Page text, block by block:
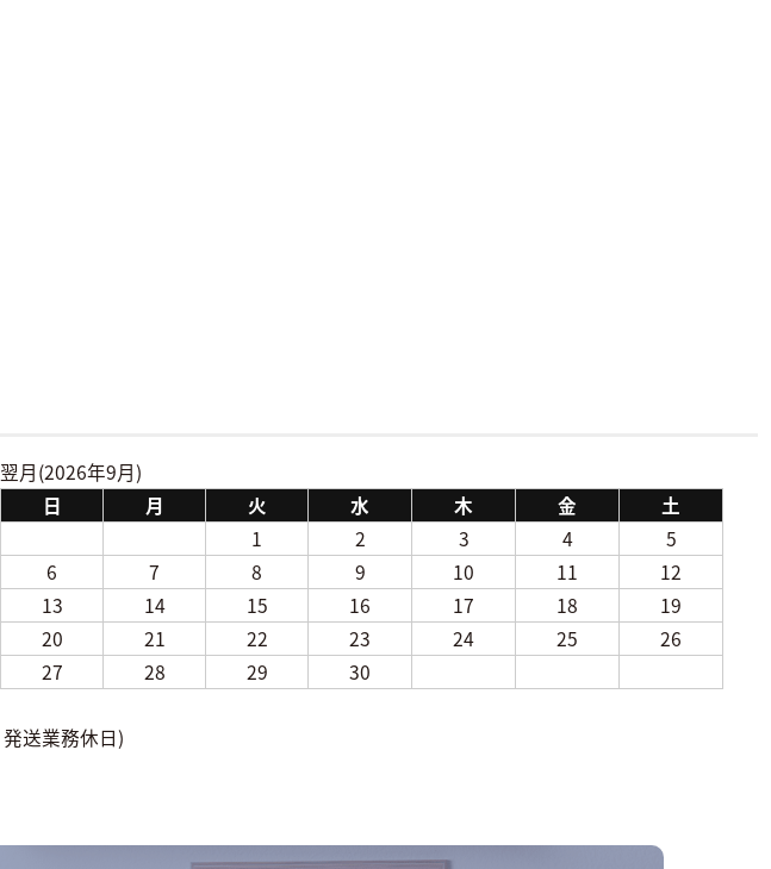
翌月(2026年9月)
日
月 火 水 木 金
土
1
2 3 4
5
6
7 8 9 10 11
12
13
14 15 16 17 18
19
20
21 22 23 24 25
26
27
28 29 30
発送業務休日)